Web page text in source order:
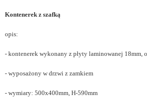
Kontenerek z szafką
opis:
- kontenerek wykonany z płyty laminowanej 18mm,
- wyposażony w drzwi z zamkiem
- wymiary: 500x400mm, H-590mm